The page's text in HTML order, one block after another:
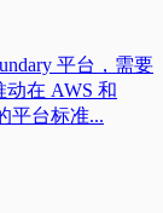
平台，需要
动在 AWS 和
平台标准...